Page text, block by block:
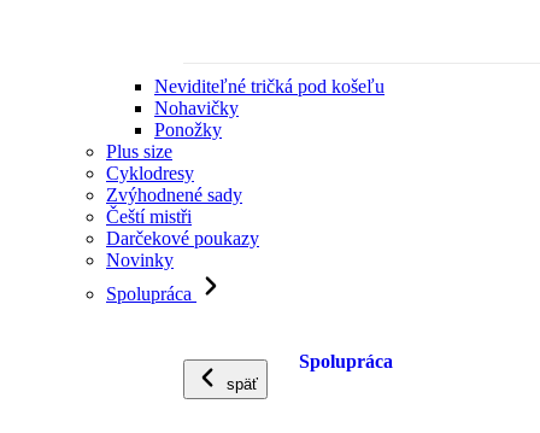
Neviditeľné tričká pod košeľu
Nohavičky
Ponožky
Plus size
Cyklodresy
Zvýhodnené sady
Čeští mistři
Darčekové poukazy
Novinky
Spolupráca
späť
Spolupráca